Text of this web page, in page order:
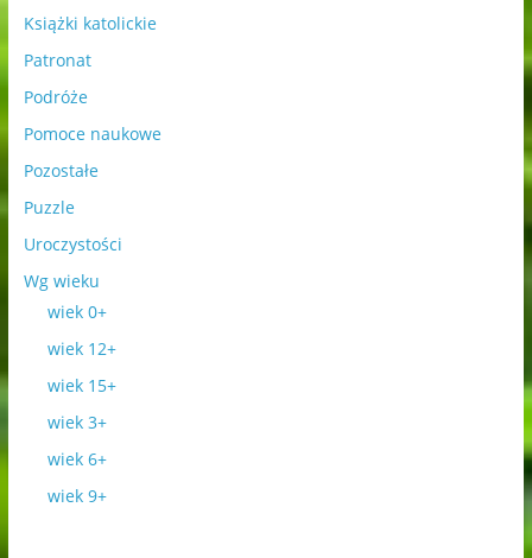
Książki katolickie
Patronat
Podróże
Pomoce naukowe
Pozostałe
Puzzle
Uroczystości
Wg wieku
wiek 0+
wiek 12+
wiek 15+
wiek 3+
wiek 6+
wiek 9+